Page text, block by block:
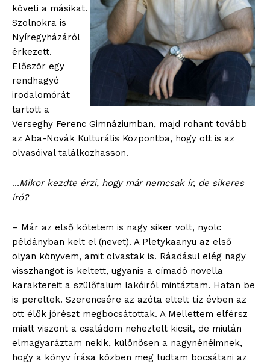
követi a másikat.
Szolnokra is
Nyíregyházáról
érkezett.
Először egy
rendhagyó
irodalomórát
tartott a
Verseghy Ferenc Gimnáziumban, majd rohant tovább
az Aba-Novák Kulturális Központba, hogy ott is az
olvasóival találkozhasson.
…Mikor kezdte érzi, hogy már nemcsak ír, de sikeres
író?
– Már az első kötetem is nagy siker volt, nyolc
példányban kelt el (nevet). A Pletykaanyu az első
olyan könyvem, amit olvastak is. Ráadásul elég nagy
visszhangot is keltett, ugyanis a címadó novella
karaktereit a szülőfalum lakóiról mintáztam. Hatan be
is pereltek. Szerencsére az azóta eltelt tíz évben az
ott élők jórészt megbocsátottak. A Mellettem elférsz
miatt viszont a családom neheztelt kicsit, de miután
elmagyaráztam nekik, különösen a nagynénéimnek,
hogy a könyv írása közben meg tudtam bocsátani az